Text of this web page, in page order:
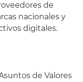
de
nacionales y
digitales.
de Valores